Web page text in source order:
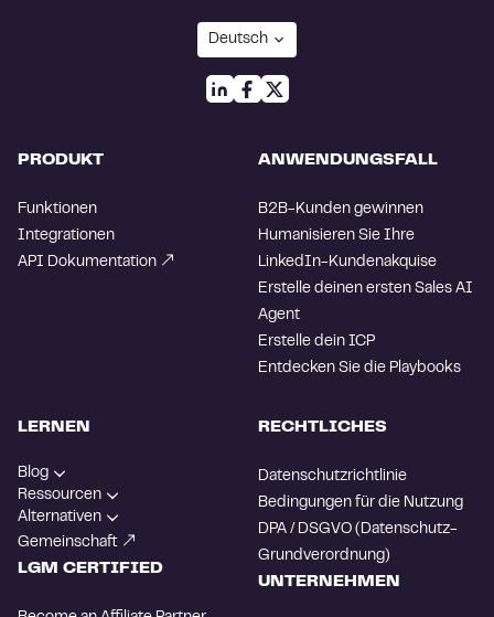
PRODUKT
Funktionen
Integrationen
API Dokumentation
ANWENDUNGSFALL
B2B-Kunden gewinnen
Humanisieren Sie Ihre
LinkedIn-Kundenakquise
Erstelle deinen ersten Sales AI
Agent
Erstelle dein ICP
Entdecken Sie die Playbooks
LERNEN
Blog
Ressourcen
Alternativen
Gemeinschaft
LGM CERTIFIED
RECHTLICHES
Datenschutzrichtlinie
Bedingungen für die Nutzung
DPA / DSGVO (Datenschutz-
Grundverordnung)
UNTERNEHMEN